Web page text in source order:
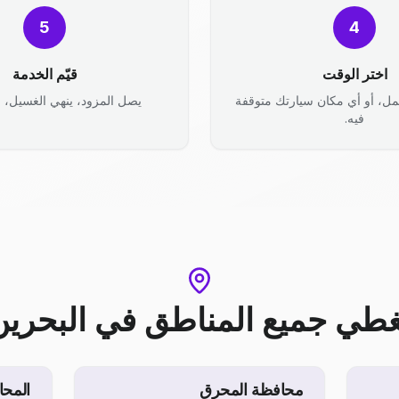
4
اختر الوقت
أو أي مكان سيارتك متوقفة
فيه.
5
قيّم الخدمة
يصل المزود، ينهي الغسيل،
جميع المناطق في
محافظة المحرق